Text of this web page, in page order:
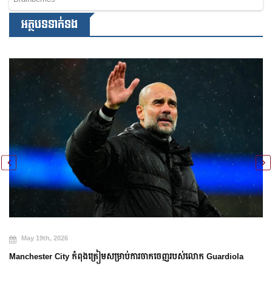
អត្ថបទទាក់ទង
May 19th, 2026
Manchester City កំពុងត្រៀមសម្រាប់ការចាកចេញរបស់លោក Guardiola